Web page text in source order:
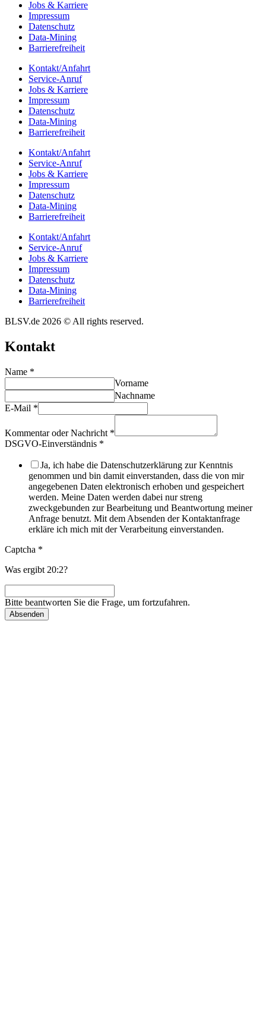
Jobs & Karriere
Impres­sum
Daten­schutz
Data-Mining
Barrie­re­frei­heit
Kontakt/​​Anfahrt
Service-Anruf
Jobs & Karriere
Impres­sum
Daten­schutz
Data-Mining
Barrie­re­frei­heit
Kontakt/​​Anfahrt
Service-Anruf
Jobs & Karriere
Impres­sum
Daten­schutz
Data-Mining
Barrie­re­frei­heit
Kontakt/​​Anfahrt
Service-Anruf
Jobs & Karriere
Impres­sum
Daten­schutz
Data-Mining
Barrie­re­frei­heit
BLSV.de 2026 © All rights reserved.
Kontakt
Name *
Vorname
Nachname
E-Mail *
Kommentar oder Nachricht *
DSGVO-Einverständnis *
Ja, ich habe die Datenschutzerklärung zur Kenntnis
genommen und bin damit einverstanden, dass die von mir
angegebenen Daten elektronisch erhoben und gespeichert
werden. Meine Daten werden dabei nur streng
zweckgebunden zur Bearbeitung und Beantwortung meiner
Anfrage benutzt. Mit dem Absenden der Kontaktanfrage
erkläre ich mich mit der Verarbeitung einverstanden.
Captcha *
Was ergibt 20:2?
Bitte beantworten Sie die Frage, um fortzufahren.
Absenden